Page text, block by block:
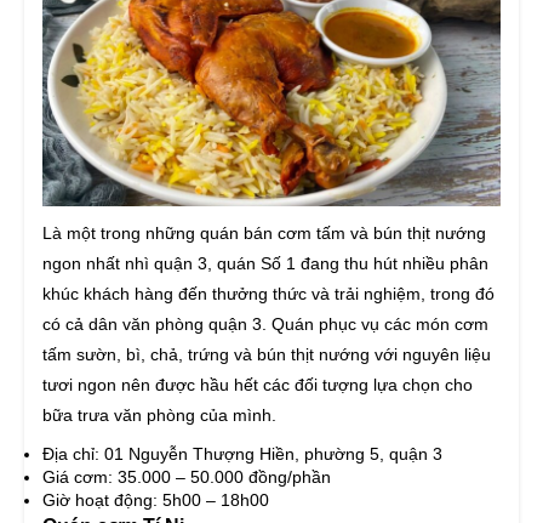
Là một trong những quán bán cơm tấm và bún thịt nướng
ngon nhất nhì quận 3, quán Số 1 đang thu hút nhiều phân
khúc khách hàng đến thưởng thức và trải nghiệm, trong đó
có cả dân văn phòng quận 3. Quán phục vụ các món cơm
tấm sườn, bì, chả, trứng và bún thịt nướng với nguyên liệu
tươi ngon nên được hầu hết các đối tượng lựa chọn cho
bữa trưa văn phòng của mình.
Địa chỉ: 01 Nguyễn Thượng Hiền, phường 5, quận 3
Giá cơm: 35.000 – 50.000 đồng/phần
Giờ hoạt động: 5h00 – 18h00